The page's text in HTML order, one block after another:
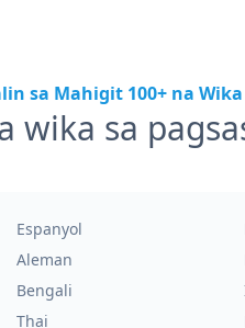
sa Mahigit 100+ na Wika
wika sa
Espanyol
Aleman
Bengali
Thai